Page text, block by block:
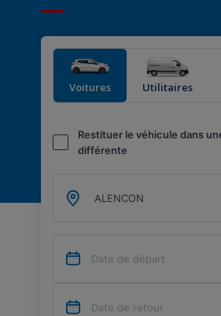
Voitures Utilitaires
Restituer le véhicule dans
différente